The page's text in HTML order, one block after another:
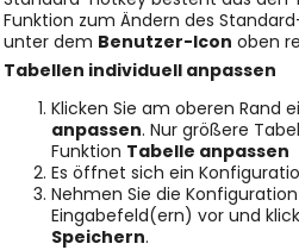
Funktion zum Ändern des
unter dem Benutzer-Icon oben
Tabellen individuell anpassen
Klicken Sie am oberen Rand
anpassen. Nur größere
Funktion Tabelle anpassen
Es öffnet sich ein
Nehmen Sie die
Eingabefeld(ern) vor und
Speichern.